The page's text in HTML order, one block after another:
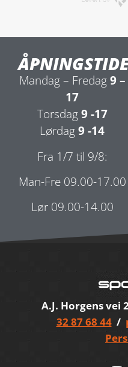
Mandag – Fredag9 –
17
Torsdag9 -17
Lørdag9 -14
Fra 1/7 til 9/8:
Man-Fre 09.00-17.00
Lør 09.00-14.00
A.J. Horgens vei
32 87 68 44/